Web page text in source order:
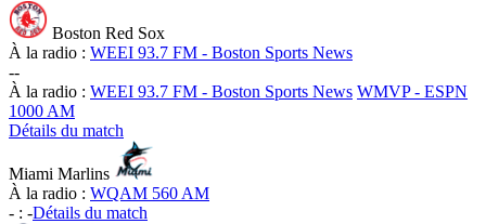
Boston Red Sox
À la radio : WEEI 93.7 FM - Boston Sports News
--
À la radio : WEEI 93.7 FM - Boston Sports News WMVP - ESPN
1000 AM
Détails du match
Miami Marlins
À la radio : WQAM 560 AM
- : -Détails du match